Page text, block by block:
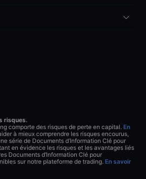
risques.
comporte des risques de perte en capital. En
à mieux comprendre les risques encourus,
série de Documents d’Information Clé pour
en évidence les risques et les avantages liés
Documents d’Information Clé pour
sur notre plateforme de trading. En savoir